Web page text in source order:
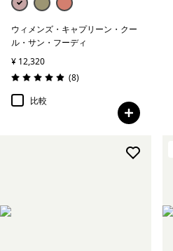
ウィメンズ・キャプリーン・クー
ル・サン・フーディ
¥ 12,320
評価: 4.9 / 5
(8レビュー
)
比較